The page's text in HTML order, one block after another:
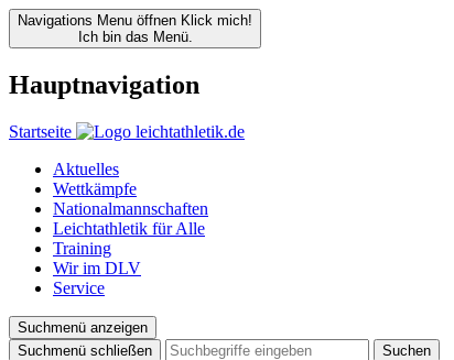
Navigations Menu öffnen Klick mich!
Ich bin das Menü.
Hauptnavigation
Startseite
Aktuelles
Wettkämpfe
Nationalmannschaften
Leichtathletik für Alle
Training
Wir im DLV
Service
Suchmenü anzeigen
Suchmenü schließen
Suchen